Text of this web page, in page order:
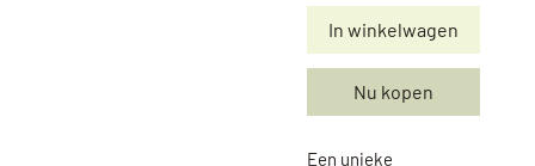
In winkelwagen
Nu kopen
Een unieke